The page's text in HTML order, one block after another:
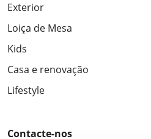
Exterior
Loiça de Mesa
Kids
Casa e renovação
Lifestyle
Contacte-nos